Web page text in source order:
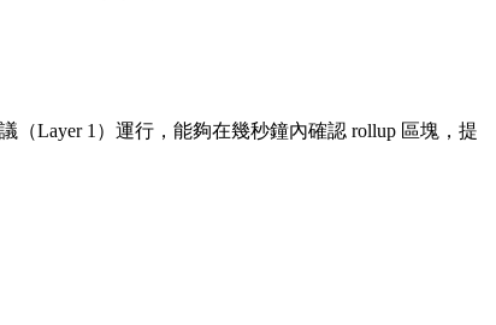
（Layer 1）運行，能夠在幾秒鐘內確認 rollup 區塊，提